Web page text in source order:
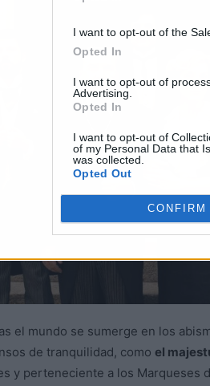
I want to opt-out of the
Opted In
I want to opt-out of
Advertising.
Opted In
I want to opt-out of
of my Personal Data that
was collected.
Opted Out
CONFIRM
el mundo se sumerge en los
de tranquilidad, como el
y perteneciente a los Marqueses